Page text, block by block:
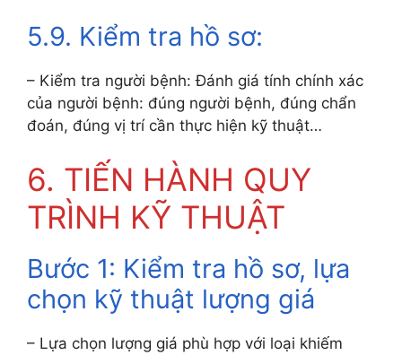
5.9. Kiểm tra hồ sơ:
– Kiểm tra người bệnh: Đánh giá tính chính xác
của người bệnh: đúng người bệnh, đúng chẩn
đoán, đúng vị trí cần thực hiện kỹ thuật…
6. TIẾN HÀNH QUY
TRÌNH KỸ THUẬT
Bước 1: Kiểm tra hồ sơ, lựa
chọn kỹ thuật lượng giá
– Lựa chọn lượng giá phù hợp với loại khiếm